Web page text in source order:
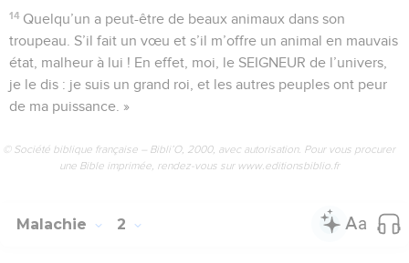
14 Quelqu’un a peut-être de beaux animaux dans son
troupeau. S’il fait un vœu et s’il m’offre un animal en mauvais
état, malheur à lui ! En effet, moi, le SEIGNEUR de l’univers,
je le dis : je suis un grand roi, et les autres peuples ont peur
de ma puissance. »
© Société biblique française – Bibli’O, 2000, avec autorisation. Pour vous procurer
une Bible imprimée, rendez-vous sur www.editionsbiblio.fr
Malachie 2